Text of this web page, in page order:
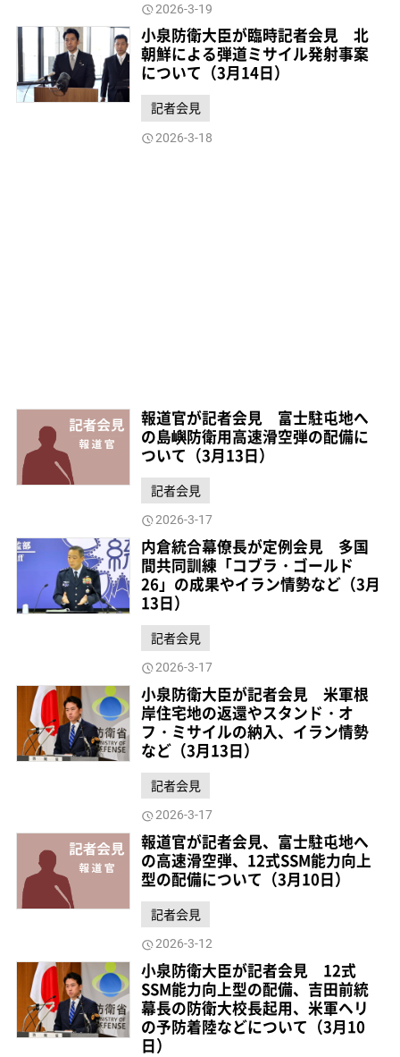
2026-3-19
小泉防衛大臣が臨時記者会見 北
朝鮮による弾道ミサイル発射事案
について（3月14日）
記者会見
2026-3-18
報道官が記者会見 富士駐屯地へ
の島嶼防衛用高速滑空弾の配備に
ついて（3月13日）
記者会見
2026-3-17
内倉統合幕僚長が定例会見 多国
間共同訓練「コブラ・ゴールド
26」の成果やイラン情勢など（3月
13日）
記者会見
2026-3-17
小泉防衛大臣が記者会見 米軍根
岸住宅地の返還やスタンド・オ
フ・ミサイルの納入、イラン情勢
など（3月13日）
記者会見
2026-3-17
報道官が記者会見、富士駐屯地へ
の高速滑空弾、12式SSM能力向上
型の配備について（3月10日）
記者会見
2026-3-12
小泉防衛大臣が記者会見 12式
SSM能力向上型の配備、吉田前統
幕長の防衛大校長起用、米軍ヘリ
の予防着陸などについて（3月10
日）